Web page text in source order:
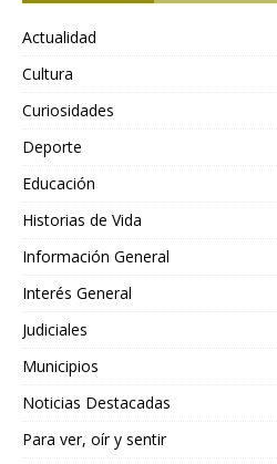
Actualidad
Cultura
Curiosidades
Deporte
Educación
Historias de Vida
Información General
Interés General
Judiciales
Municipios
Noticias Destacadas
Para ver, oír y sentir